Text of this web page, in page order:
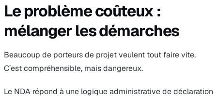
Le problème coûteux :
mélanger les démarches
Beaucoup de porteurs de projet veulent tout faire vite.
C’est compréhensible, mais dangereux.
Le NDA répond à une logique administrative de déclaration